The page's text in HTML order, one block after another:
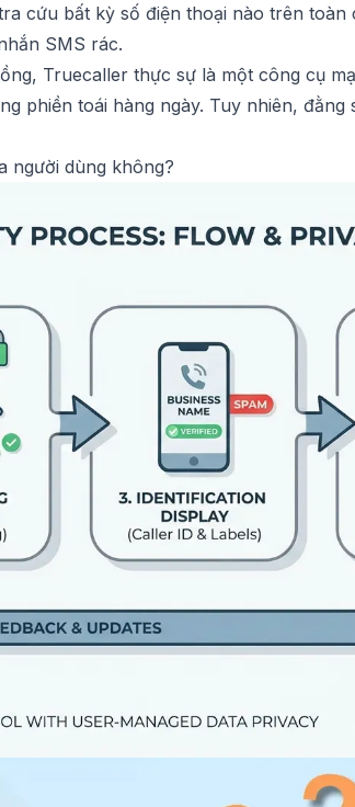
cứu bất kỳ số điện thoại nào trên toàn
SMS rác.
Truecaller thực sự là một công cụ
phiền toái hàng ngày. Tuy nhiên, đằng
người dùng không?